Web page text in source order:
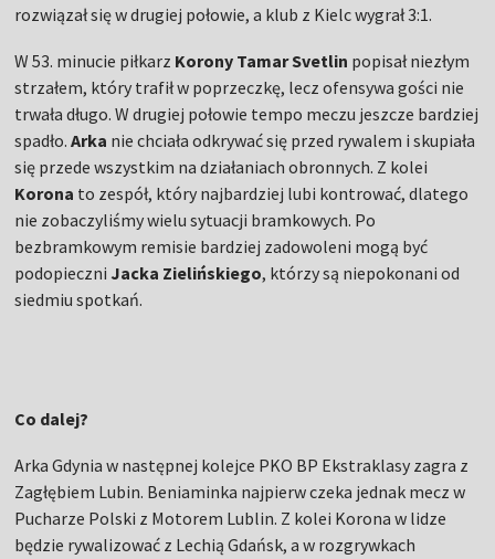
rozwiązał się w drugiej połowie, a klub z Kielc wygrał 3:1.
W 53. minucie piłkarz Korony Tamar Svetlin popisał niezłym
strzałem, który trafił w poprzeczkę, lecz ofensywa gości nie
trwała długo. W drugiej połowie tempo meczu jeszcze bardziej
spadło.Arka nie chciała odkrywać się przed rywalem i skupiała
się przede wszystkim na działaniach obronnych. Z kolei
Korona to zespół, który najbardziej lubi kontrować, dlatego
nie zobaczyliśmy wielu sytuacji bramkowych. Po
bezbramkowym remisie bardziej zadowoleni mogą być
podopieczni Jacka Zielińskiego, którzy są niepokonani od
siedmiu spotkań.
Co dalej?
Arka Gdynia w następnej kolejce PKO BP Ekstraklasy zagra z
Zagłębiem Lubin. Beniaminka najpierw czeka jednak mecz w
Pucharze Polski z Motorem Lublin. Z kolei Korona w lidze
będzie rywalizować z Lechią Gdańsk, a w rozgrywkach